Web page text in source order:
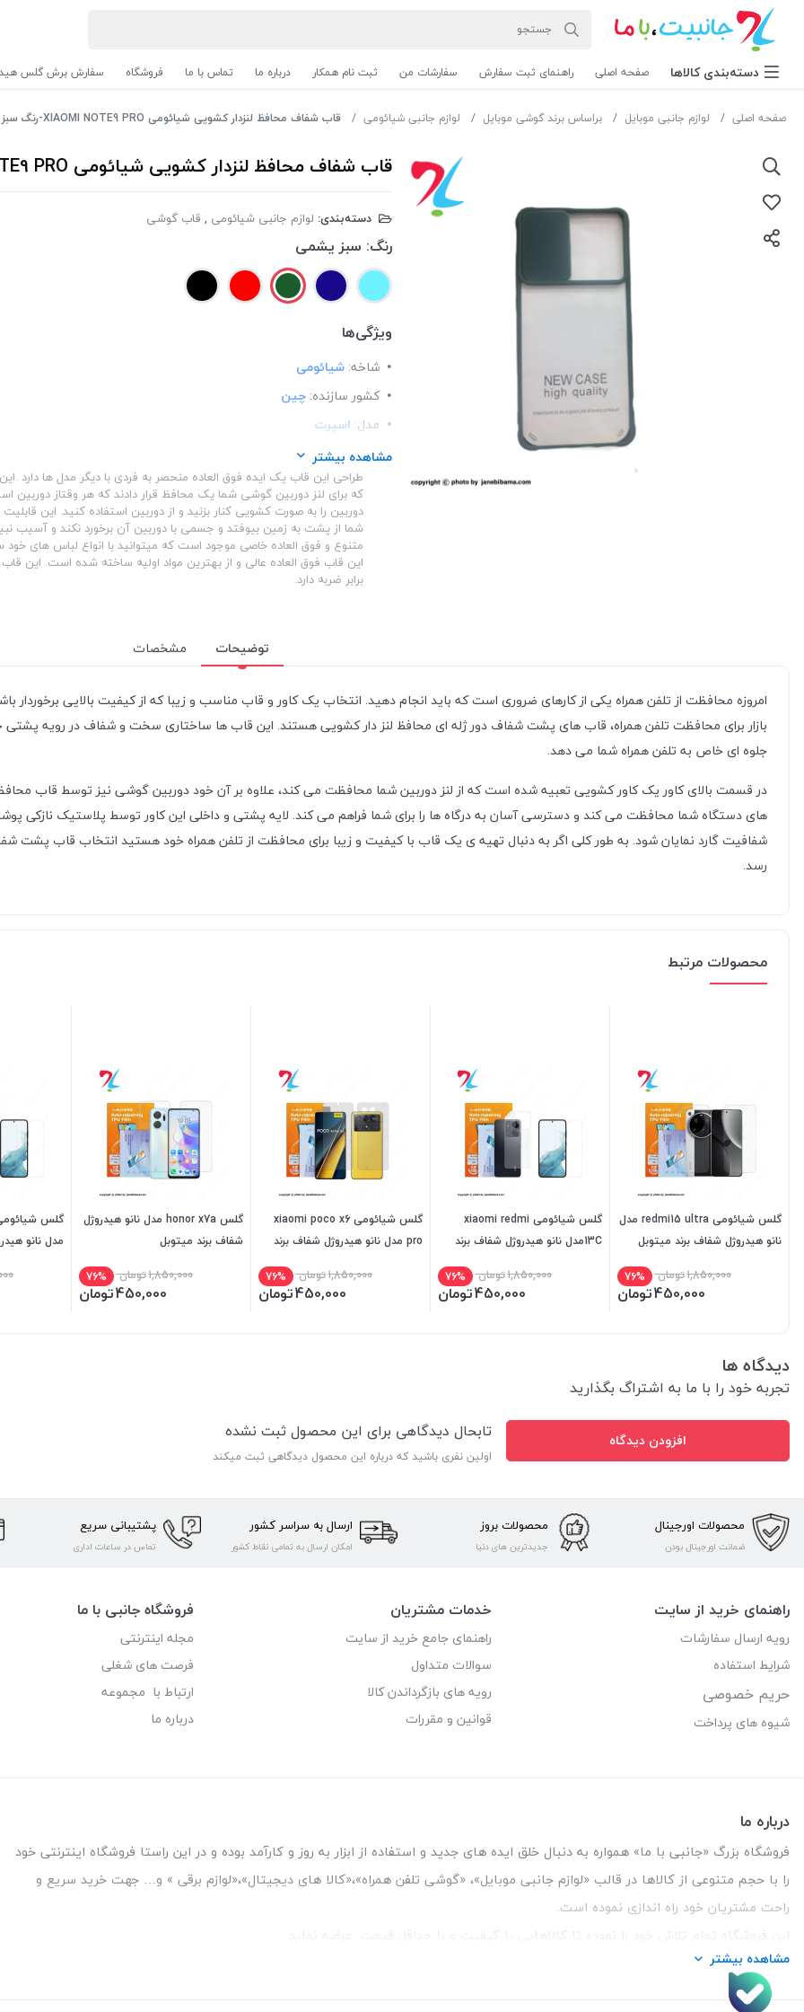
دسته‌بندی‌ کالاها صفحه اصلی راهنمای ثبت سفارش سفارشات من ثبت نام همکار درباره ما تماس با ما فروشگاه سفارش برش گلس
صفحه اصلی لوازم جانبی موبایل براساس برند گوشی موبایل لوازم جانبی شیائومی قاب شفاف محافظ لنزدار کشویی شیائومی XIAOMI NOTE9 PRO-رنگ سبز یشمی
قاب شفاف محافظ لنزدار کشویی شیائومی XIAOMI NOTE9 PRO-رنگ سبز یشمی
دسته‌بندی: لوازم جانبی شیائومی , قاب گوشی
رنگ: سبز یشمی
ویژگی‌ها
شاخه: شیائومی
کشور سازنده: چین
مدل: اسپرت
ساختار: شفاف
ساختار:TPU
مشاهده بیشتر
طراحی این قاب یک ایده فوق العاده منحصر به فردی با دیگر مدل ها دارد
که برای لنز دوربین گوشی شما یک محافظ قرار دادند که هر وقتاز دوربین
دوربین را به صورت کشویی کنار بزنید و از دوربین استفاده کنید. این
شما از پشت به زمین بیوفتد و جسمی با دوربین آن برخورد نکند و آسیب
متنوع و فوق العاده خاصی موجود است که میتوانید با انواع لباس های
این قاب فوق العاده عالی و از بهترین مواد اولیه ساخته شده است. این قاب
برابر ضربه دارد.
توضیحات مشخصات
امروزه محافظت از تلفن همراه یکی از کارهای ضروری است که باید انجام دهید. انتخاب یک کاور و قاب مناسب و زیبا که از کیفیت بالایی
بازار برای محافظت تلفن همراه، قاب های پشت شفاف دور ژله ای محافظ لنز دار کشویی هستند. این قاب ها ساختاری سخت و شفاف در رویه
جلوه ای خاص به تلفن همراه شما می دهد.
در قسمت بالای کاور یک کاور کشویی تعبیه شده است که از لنز دوربین شما محافظت می کند، علاوه بر آن خود دوربین گوشی نیز توسط قاب
های دستگاه شما محافظت می کند و دسترسی آسان به درگاه ها را برای شما فراهم می کند. لایه پشتی و داخلی این کاور توسط پلاستیک نازکی
شفافیت گارد نمایان شود. به طور کلی اگر به دنبال تهیه ی یک قاب با کیفیت و زیبا برای محافظت از تلفن همراه خود هستید انتخاب قاب پشت
رسد.
محصولات مرتبط
گلس شیائومی redmi15 ultra مدل
نانو هیدروژل شفاف برند میتوبل
1,850,000تومان 76%
450,000تومان
گلس شیائومی xiaomi redmi
13Cمدل نانو هیدروژل شفاف برند
1,850,000تومان 76%
450,000تومان
گلس شیائومی xiaomi poco x6
pro مدل نانو هیدروژل شفاف برند
1,850,000تومان 76%
450,000تومان
گلس honor x7a مدل نانو هیدروژل
شفاف برند میتوبل
1,850,000تومان 76%
450,000تومان
مدل نانو
دیدگاه ها
تجربه خود را با ما به اشتراگ بگذارید
افزودن دیدگاه تابحال دیدگاهی برای این محصول ثبت نشده
اولین نفری باشید که درباره این محصول دیدگاهی ثبت میکند
محصولات اورجینال
ضمانت اورجینال بودن
محصولات بروز
جدیدترین های دنیا
ارسال به سراسر کشور
امکان ارسال به تمامی نقاط کشور
پشتیبانی سریع
تماس در ساعات اداری
راهنمای خرید از سایت
رویه ارسال سفارشات
شرایط استفاده
حریم خصوصی
شیوه های پرداخت
خدمات مشتریان
راهنمای جامع خرید از سایت
سوالات متداول
رویه های بازگرداندن کالا
قوانین و مقررات
فروشگاه جانبی با ما
مجله اینترنتی
فرصت های شغلی
ارتباط با مجموعه
درباره ما
درباره ما
فروشگاه بزرگ «جانبی با ما» همواره به دنبال خلق ایده های جدید و استفاده از ابزار به روز و کارآمد بوده و در این راستا فروشگاه اینترنتی خود
را با حجم متنوعی از کالاها در قالب «لوازم جانبی موبایل»، «گوشی تلفن همراه»،«کالا های دیجیتال»،«لوازم برقی » و… جهت خرید سریع و
راحت مشتریان خود راه اندازی نموده است.
این فروشگاه تمام تلاش خود را نموده تا کالاهایی با کیفیت و با حداقل قیمت عرضه نماید.
تلفن تماس :
مشاهده بیشتر